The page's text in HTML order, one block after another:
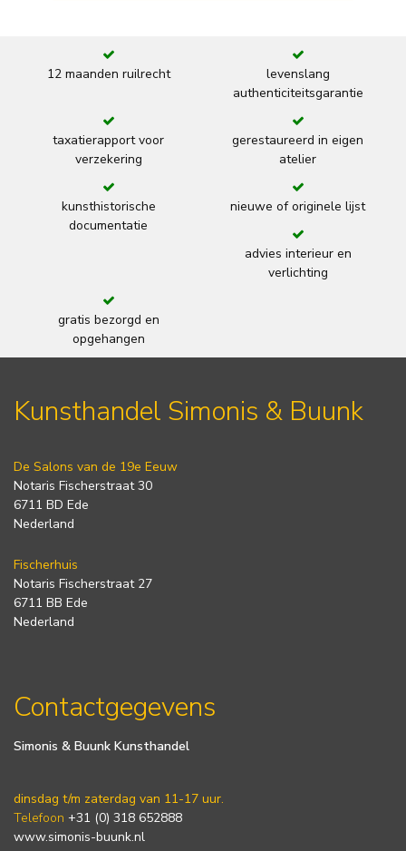
12 maanden ruilrecht
levenslang
authenticiteitsgarantie
taxatierapport voor
verzekering
gerestaureerd in eigen
atelier
kunsthistorische
documentatie
nieuwe of originele lijst
advies interieur en
verlichting
gratis bezorgd en
opgehangen
Kunsthandel Simonis & Buunk
De Salons van de 19e Eeuw
Notaris Fischerstraat 30
6711 BD Ede
Nederland
Fischerhuis
Notaris Fischerstraat 27
6711 BB Ede
Nederland
Contactgegevens
Simonis & Buunk Kunsthandel
dinsdag t/m zaterdag van 11-17 uur.
Telefoon +31 (0) 318 652888
www.simonis-buunk.nl